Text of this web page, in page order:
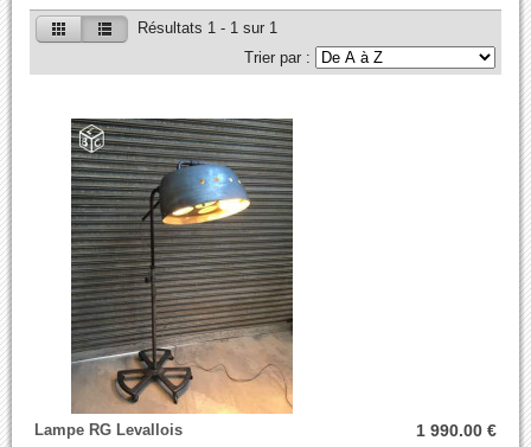
Résultats 1 - 1 sur 1
Trier par :
Lampe RG Levallois 1 990.00 €